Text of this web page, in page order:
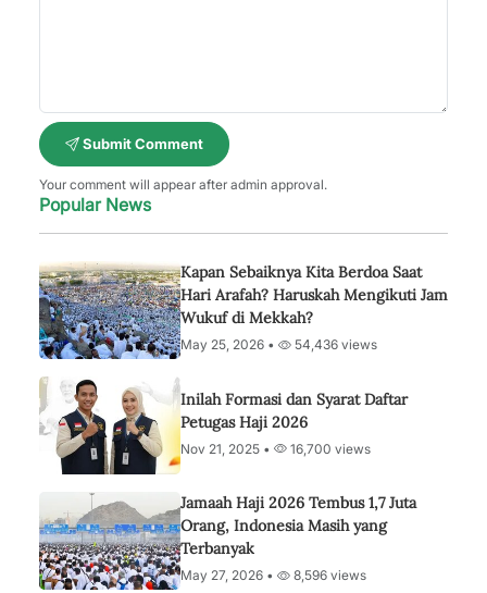
Submit Comment
Your comment will appear after admin approval.
Popular News
Kapan Sebaiknya Kita Berdoa Saat
Hari Arafah? Haruskah Mengikuti Jam
Wukuf di Mekkah?
May 25, 2026 • 54,436 views
Inilah Formasi dan Syarat Daftar
Petugas Haji 2026
Nov 21, 2025 • 16,700 views
Jamaah Haji 2026 Tembus 1,7 Juta
Orang, Indonesia Masih yang
Terbanyak
May 27, 2026 • 8,596 views